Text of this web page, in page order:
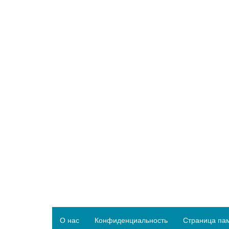
О нас Конфиденциальность Страница